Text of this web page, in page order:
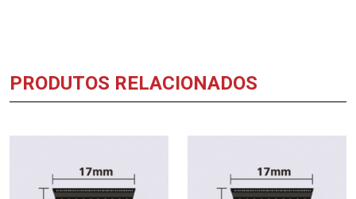
PRODUTOS RELACIONADOS